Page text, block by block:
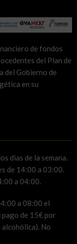
de fondos
del Plan de
del Gobierno de
en su
dias de la semana.
de 14:00 a 03:00.
a 04:00.
a 08:00 el
de 15€ por
alcohólica). No